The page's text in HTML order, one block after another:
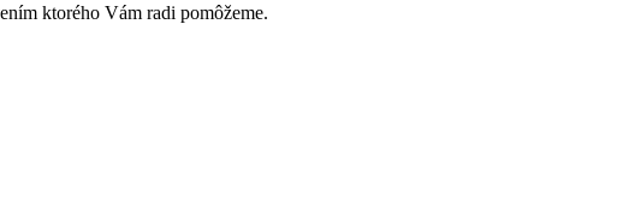
ktorého Vám radi pomôžeme.